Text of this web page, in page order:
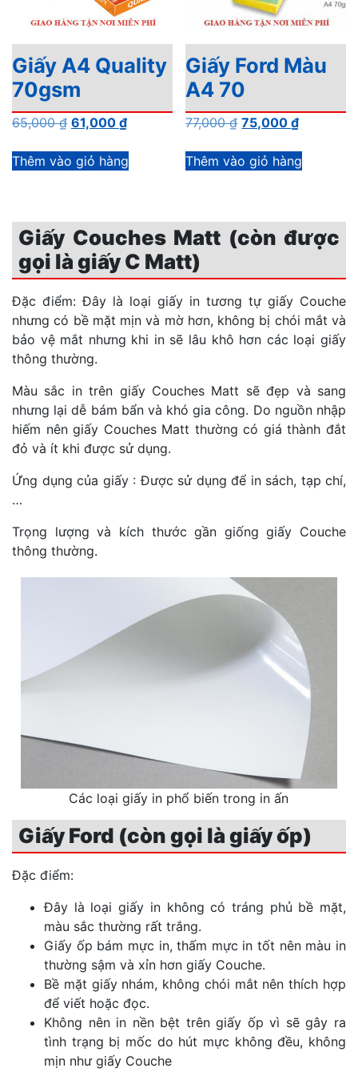
Giấy A4 Quality
70gsm
65,000₫ Giá
là:
61,000 ₫Giá
tại
Thêm vào giỏ hàng
Giấy Ford Màu
A4 70
77,000₫ Giá
là:
75,000₫Giá
tại
Thêm vào giỏ hàng
Giấy Couches Matt (còn được
gọi là giấy C Matt)
Đặc điểm: Đây là loại giấy in tương tự giấy Couche
nhưng có bề mặt mịn và mờ hơn, không bị chói mắt và
bảo vệ mắt nhưng khi in sẽ lâu khô hơn các loại giấy
thông thường.
Màu sắc in trên giấy Couches Matt sẽ đẹp và sang
nhưng lại dễ bám bẩn và khó gia công. Do nguồn nhập
hiếm nên giấy Couches Matt thường có giá thành đắt
đỏ và ít khi được sử dụng.
Ứng dụng của giấy : Được sử dụng để in sách, tạp chí,
…
Trọng lượng và kích thước gần giống giấy Couche
thông thường.
Các loại giấy in phổ biến trong in ấn
Giấy Ford (còn gọi là giấy ốp)
Đặc điểm:
Đây là loại giấy in không có tráng phủ bề mặt,
màu sắc thường rất trắng.
Giấy ốp bám mực in, thấm mực in tốt nên màu in
thường sậm và xỉn hơn giấy Couche.
Bề mặt giấy nhám, không chói mắt nên thích hợp
để viết hoặc đọc.
Không nên in nền bệt trên giấy ốp vì sẽ gây ra
tình trạng bị mốc do hút mực không đều, không
mịn như giấy Couche